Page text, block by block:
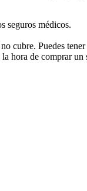
seguros médicos.
cubre. Puedes
hora de comprar